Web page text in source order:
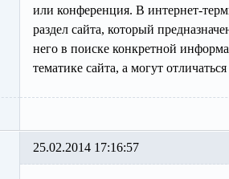
или конференция. В интернет-
раздел сайта, который
него в поиске конкретной
тематике сайта, а могут
25.02.2014 17:16:57